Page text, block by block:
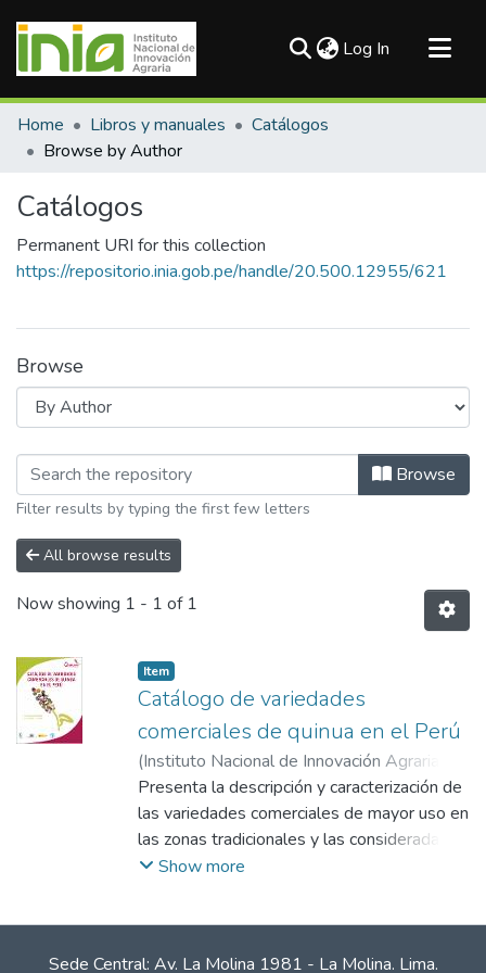
Log In (current)
Communities & Collections
All of DSpace
Home Libros y manuales
Catálogos
Browse by Author
Catálogos
Permanent URI for this collection
https://repositorio.inia.gob.pe/handle/20.500.12955/621
Browse
Browsing Catálogos by AuthorBrowse
Filter results by typing the first few letters
All browse results
Now showing 1 - 1 of 1
Item
Catálogo de variedades
comerciales de quinua en el Perú
(Instituto Nacional de Innovación Agraria -
INIA,2013-10)Apaza Mamani, Vidal;
Cáceres Sanizo, Gladys;Estrada Zúniga,
Rigoberto;Pinedo Taco, Rember Emilio
Presenta la descripción y caracterización de
las variedades comerciales de mayor uso en
las zonas tradicionales y las consideradas
potenciales en el Perú. Incluye una breve
Show more
Sede Central: Av. La Molina 1981 - La Molina. Lima.